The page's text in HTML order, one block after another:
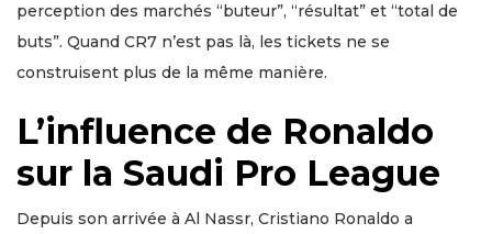
perception des marchés “buteur”, “résultat” et “total de
buts”. Quand CR7 n’est pas là, les tickets ne se
construisent plus de la même manière.
L’influence de Ronaldo
sur la Saudi Pro League
Depuis son arrivée à Al Nassr, Cristiano Ronaldo a